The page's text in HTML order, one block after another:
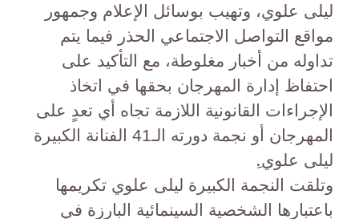
ليلى علوي، وتهيب بوسائل الإعلام وجمهور
مواقع التواصل الاجتماعي الحذر فيما يتم
تداوله من أخبار مغلوطة، مع التأكيد على
احتفاظ إدارة المهرجان بحقها في اتخاذ
الإجراءات القانونية اللازمة تجاه أي تعدٍ على
المهرجان أو نجمة دورته الـ41 الفنانة الكبيرة
ليلى علوي.ِ
وتلقت النجمة الكبيرة ليلى علوي تكريمها
باعتبارها الشخصية السينمائية البارزة في